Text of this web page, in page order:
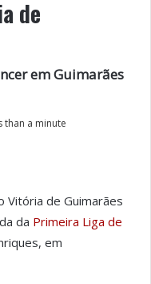
de
em Guimarães
than a minute
Vitória de Guimarães
da Primeira Liga de
em